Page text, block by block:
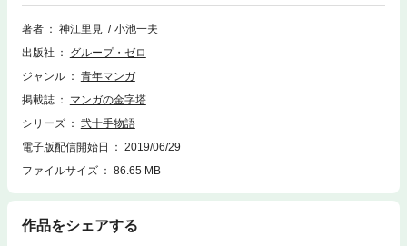
著者 神江里見
小池一夫
出版社
グループ・ゼロ
ジャンル
青年マンガ
掲載誌
マンガの金字塔
シリーズ
弐十手物語
電子版配信開始日
2019/06/29
ファイルサイズ
86.65 MB
作品をシェアする